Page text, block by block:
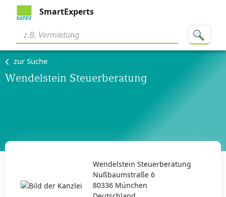
SmartExperts
zur Suche
Wendelstein Steuerberatung
Wendelstein Steuerberatung
Nußbaumstraße 6
80336 München